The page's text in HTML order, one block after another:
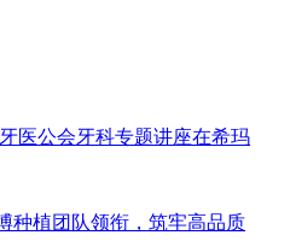
医公会牙科专题讲座在希玛
种植团队领衔，筑牢高品质